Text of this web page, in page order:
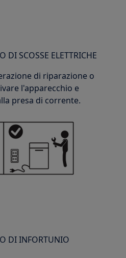
DI SCOSSE ELETTRICHE
di riparazione o
l'apparecchio e
presa di corrente.
DI INFORTUNIO